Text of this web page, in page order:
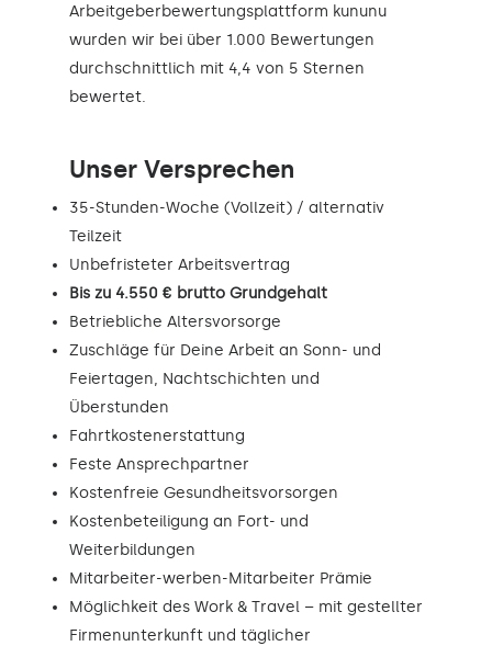
Arbeitgeberbewertungsplattform kununu
wurden wir bei über 1.000 Bewertungen
durchschnittlich mit 4,4 von 5 Sternen
bewertet.
Unser Versprechen
35-Stunden-Woche (Vollzeit) / alternativ
Teilzeit
Unbefristeter Arbeitsvertrag
Bis zu 4.550 € brutto Grundgehalt
Betriebliche Altersvorsorge
Zuschläge für Deine Arbeit an Sonn- und
Feiertagen, Nachtschichten und
Überstunden
Fahrtkostenerstattung
Feste Ansprechpartner
Kostenfreie Gesundheitsvorsorgen
Kostenbeteiligung an Fort- und
Weiterbildungen
Mitarbeiter-werben-Mitarbeiter Prämie
Möglichkeit des Work & Travel – mit gestellter
Firmenunterkunft und täglicher